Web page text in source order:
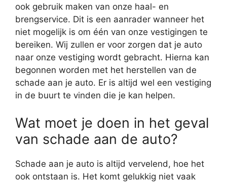
ook gebruik maken van onze haal- en
brengservice. Dit is een aanrader wanneer het
niet mogelijk is om één van onze vestigingen te
bereiken. Wij zullen er voor zorgen dat je auto
naar onze vestiging wordt gebracht. Hierna kan
begonnen worden met het herstellen van de
schade aan je auto. Er is altijd wel een vestiging
in de buurt te vinden die je kan helpen.
Wat moet je doen in het geval
van schade aan de auto?
Schade aan je auto is altijd vervelend, hoe het
ook ontstaan is. Het komt gelukkig niet vaak